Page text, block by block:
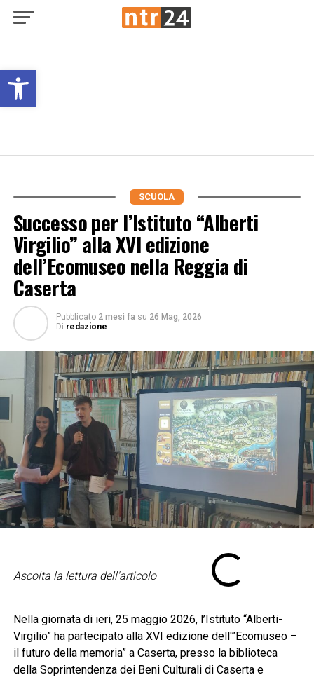
Open toolbar
SCUOLA
Successo per l’Istituto “Alberti
Virgilio” alla XVI edizione
dell’Ecomuseo nella Reggia di
Caserta
Pubblicato 2 mesi fa su 26 Mag, 2026
Di redazione
Ascolta la lettura dell'articolo
Nella giornata di ieri, 25 maggio 2026, l’Istituto “Alberti-
Virgilio” ha partecipato alla XVI edizione dell'”Ecomuseo –
il futuro della memoria” a Caserta, presso la biblioteca
della Soprintendenza dei Beni Culturali di Caserta e